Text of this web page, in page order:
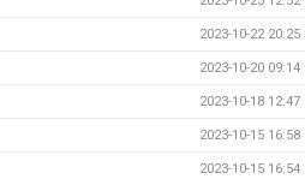
2023-10-22 20:25
2023-10-20 09:14
2023-10-18 12:47
2023-10-15 16:58
2023-10-15 16:54